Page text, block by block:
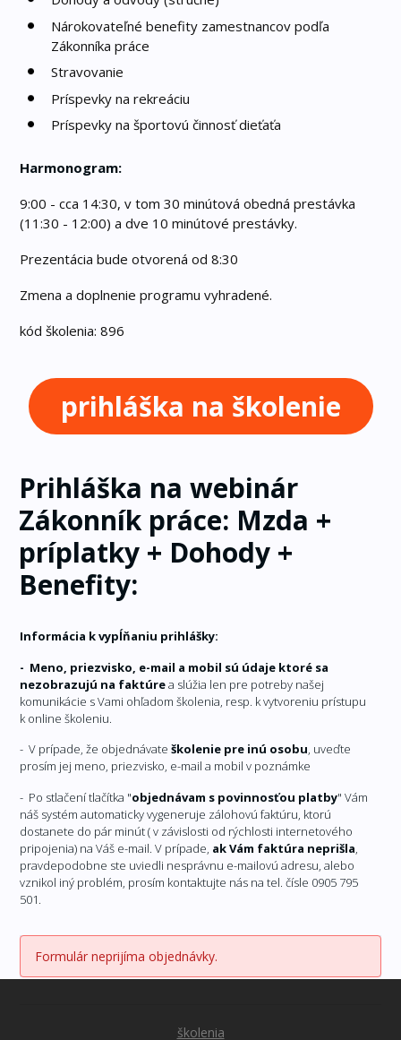
Nárokovateľné benefity zamestnancov podľa
Zákonníka práce
Stravovanie
Príspevky na rekreáciu
Príspevky na športovú činnosť dieťaťa
Harmonogram:
9:00 - cca 14:30, v tom 30 minútová obedná prestávka
(11:30 - 12:00) a dve 10 minútové prestávky.
Prezentácia bude otvorená od 8:30
Zmena a doplnenie programu vyhradené.
kód školenia: 896
prihláška na školenie
Prihláška na webinár
Zákonník práce: Mzda +
príplatky + Dohody +
Benefity:
Informácia k vypĺňaniu prihlášky:
- Meno, priezvisko, e-mail a mobil sú údaje ktoré sa
nezobrazujú na faktúrea slúžia len pre potreby našej
komunikácie s Vami ohľadom školenia, resp. k vytvoreniu prístupu
k online školeniu.
- V prípade, že objednávateškolenie pre inú osobu, uveďte
prosím jej meno, priezvisko, e-mail a mobil v poznámke
- Po stlačení tlačítka "objednávam s povinnosťou platby" Vám
náš systém automaticky vygeneruje zálohovú faktúru, ktorú
dostanete do pár minút ( v závislosti od rýchlosti internetového
pripojenia) na Váš e-mail. V prípade, ak Vám faktúra neprišla,
pravdepodobne ste uviedli nesprávnu e-mailovú adresu, alebo
vznikol iný problém, prosím kontaktujte nás na tel. čísle 0905 795
501.
Formulár neprijíma objednávky.
školenia